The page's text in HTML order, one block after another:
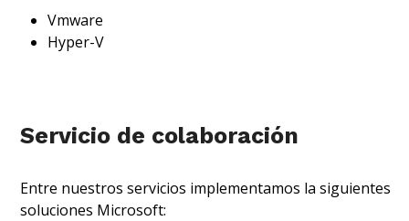
Vmware
Hyper-V
Servicio de colaboración
Entre nuestros servicios implementamos la siguientes
soluciones Microsoft: